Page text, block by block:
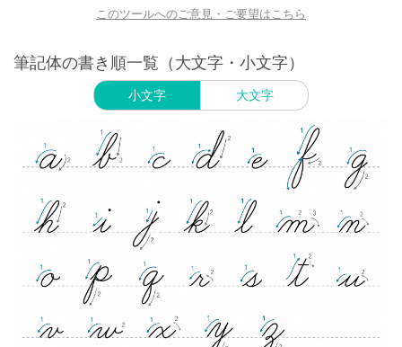
このツールへのご意見・ご要望はこちら
筆記体の書き順一覧（大文字・小文字）
小文字 大文字